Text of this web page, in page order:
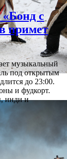
с
примет
музыкальный
под открытым
до 23:00.
и фудкорт.
инди и